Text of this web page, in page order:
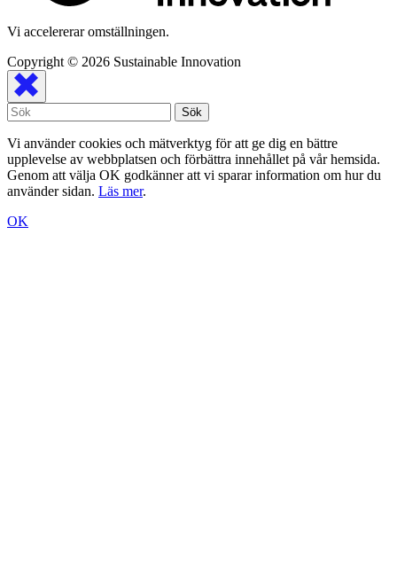
Vi accelererar omställningen.
Copyright © 2026 Sustainable Innovation
Vi använder cookies och mätverktyg för att ge dig en bättre
upplevelse av webbplatsen och förbättra innehållet på vår hemsida.
Genom att välja OK godkänner att vi sparar information om hur du
använder sidan. Läs mer.
OK